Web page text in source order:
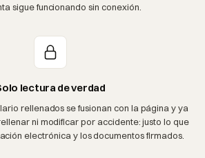
sigue funcionando sin conexión.
lectura de verdad
rellenados se fusionan con la página y ya
ni modificar por accidente: justo lo que
electrónica y los documentos firmados.